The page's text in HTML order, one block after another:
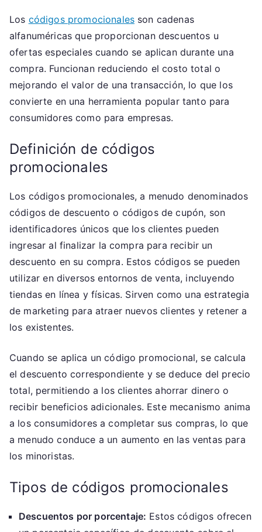
Los códigos promocionales son cadenas
alfanuméricas que proporcionan descuentos u
ofertas especiales cuando se aplican durante una
compra. Funcionan reduciendo el costo total o
mejorando el valor de una transacción, lo que los
convierte en una herramienta popular tanto para
consumidores como para empresas.
Definición de códigos
promocionales
Los códigos promocionales, a menudo denominados
códigos de descuento o códigos de cupón, son
identificadores únicos que los clientes pueden
ingresar al finalizar la compra para recibir un
descuento en su compra. Estos códigos se pueden
utilizar en diversos entornos de venta, incluyendo
tiendas en línea y físicas. Sirven como una estrategia
de marketing para atraer nuevos clientes y retener a
los existentes.
Cuando se aplica un código promocional, se calcula
el descuento correspondiente y se deduce del precio
total, permitiendo a los clientes ahorrar dinero o
recibir beneficios adicionales. Este mecanismo anima
a los consumidores a completar sus compras, lo que
a menudo conduce a un aumento en las ventas para
los minoristas.
Tipos de códigos promocionales
Descuentos por porcentaje: Estos códigos ofrecen